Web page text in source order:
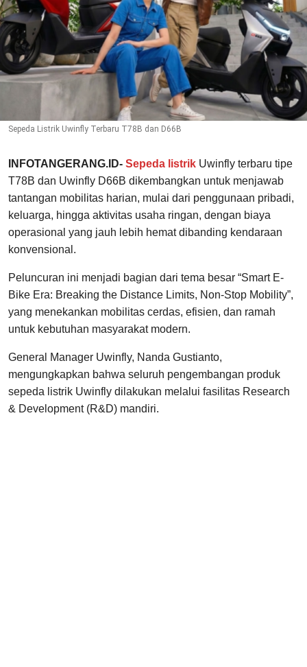
Sepeda Listrik Uwinfly Terbaru T78B dan D66B
INFOTANGERANG.ID- Sepeda listrik Uwinfly terbaru tipe
T78B dan Uwinfly D66B dikembangkan untuk menjawab
tantangan mobilitas harian, mulai dari penggunaan pribadi,
keluarga, hingga aktivitas usaha ringan, dengan biaya
operasional yang jauh lebih hemat dibanding kendaraan
konvensional.
Peluncuran ini menjadi bagian dari tema besar “Smart E-
Bike Era: Breaking the Distance Limits, Non-Stop Mobility”,
yang menekankan mobilitas cerdas, efisien, dan ramah
untuk kebutuhan masyarakat modern.
General Manager Uwinfly, Nanda Gustianto,
mengungkapkan bahwa seluruh pengembangan produk
sepeda listrik Uwinfly dilakukan melalui fasilitas Research
& Development (R&D) mandiri.